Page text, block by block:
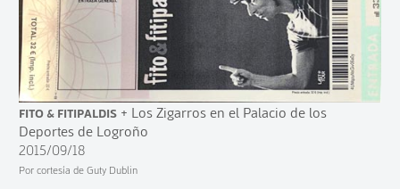
Fito & Fitipaldis + Los Zigarros en el Palacio de los
Deportes de Logroño
2015/09/18
Por cortesía de Guty Dublin